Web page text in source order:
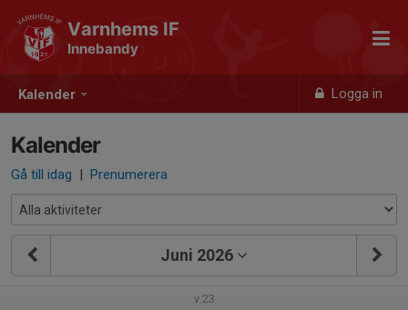
Kalender Logga in
Varnhems IF
Innebandy
Kalender
Gå till idag | Prenumerera
Juni 2026
v.23